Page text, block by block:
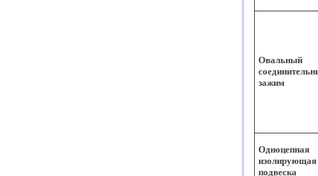
Овальный
зажим
Одноцепная
изолирующая
подвеска